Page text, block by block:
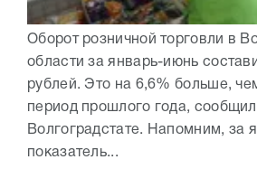
Оборот розничной торговли в
области за январь-июнь
рублей. Это на 6,6% больше,
период прошлого года,
Волгоградстате. Напомним, за
показатель...